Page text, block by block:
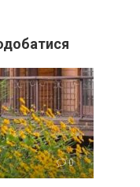
0